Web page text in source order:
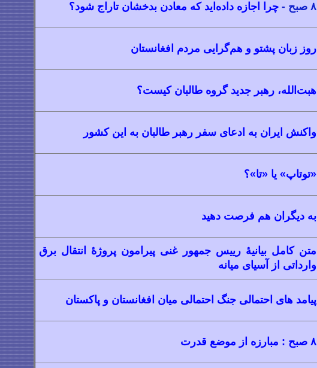
۸ صبح - چرا اجازه داده‌اید که معادن بدخشان تاراج شود؟
روز زبان پشتو و هم‌گرایی مردم افغانستان
هبت‌الله، رهبر جدید گروه طالبان کیست؟
واکنش ایران به ادعای سفر رهبر طالبان به این کشور
«توتاپ» یا «تا»؟
به دیگران هم فرصت دهید
متن کامل بیانیۀ رییس جمهور غنی پیرامون پروژۀ انتقال برق
وارداتی از آسیای میانه
پیامد های احتمالی جنگ احتمالی میان افغانستان و پاکستان
۸ صبح : مبارزه از موضع قدرت